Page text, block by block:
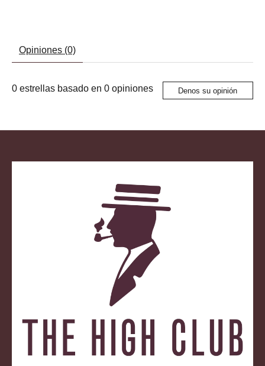
Opiniones (0)
0 estrellas basado en 0 opiniones Denos su opinión